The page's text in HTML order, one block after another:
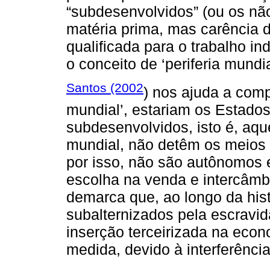
“subdesenvolvidos” (ou os
matéria prima, mas carência
qualificada para o trabalho
o conceito de ‘periferia
Santos (2002) nos ajuda a
mundial’, estariam os
subdesenvolvidos, isto é,
mundial, não detêm os
por isso, não são autônomos
escolha na venda e
demarca que, ao longo da
subalternizados pela
inserção terceirizada na
medida, devido à